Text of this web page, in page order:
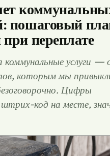
пошаговый
при переплате
коммунальные услуги —
которым мы
Цифры
код на месте,